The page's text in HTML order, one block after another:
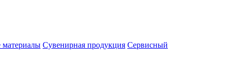
материалы Сувенирная продукция Сервисный